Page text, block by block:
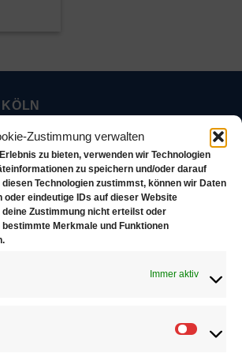
Zustimmung verwalten
zu bieten, verwenden wir Technologien
zu speichern und/oder darauf
diesen Technologien zustimmst, können wir Daten
oder eindeutige IDs auf dieser Website
Zustimmung nicht erteilst oder
Merkmale und Funktionen
Immer aktiv
und seine operativen Einheiten
in ein weltweites Netzwerk von
die sich alle demselben
haben. Konsequente Orientierung an
des Kunden.